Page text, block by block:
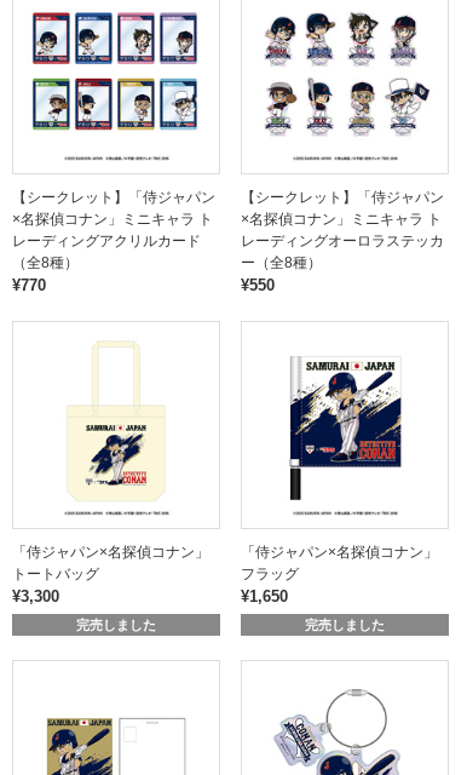
【シークレット】「侍ジャパン
×名探偵コナン」ミニキャラ ト
レーディングアクリルカード
（全8種）
¥770
【シークレット】「侍ジャパン
×名探偵コナン」ミニキャラ ト
レーディングオーロラステッカ
ー（全8種）
¥550
「侍ジャパン×名探偵コナン」
トートバッグ
¥3,300
完売しました
「侍ジャパン×名探偵コナン」
フラッグ
¥1,650
完売しました